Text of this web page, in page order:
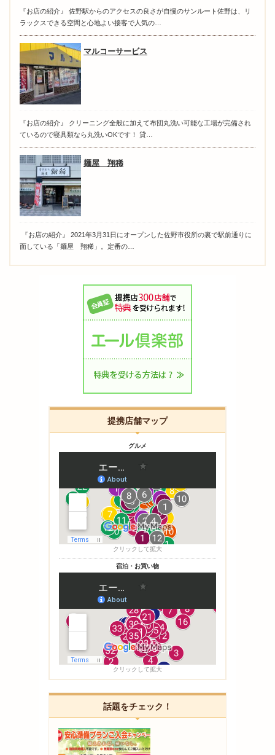
『お店の紹介』 佐野駅からのアクセスの良さが自慢のサンルート佐野は、リ
ラックスできる空間と心地よい接客で人気の…
マルコーサービス
『お店の紹介』 クリーニング全般に加えて布団丸洗い可能な工場が完備され
ているので寝具類なら丸洗いOKです！ 貸…
麺屋 翔稀
『お店の紹介』 2021年3月31日にオープンした佐野市役所の裏で駅前通りに
面している「麺屋 翔稀」。定番の…
提携店舗マップ
グルメ
クリックして拡大
宿泊・お買い物
クリックして拡大
話題をチェック！